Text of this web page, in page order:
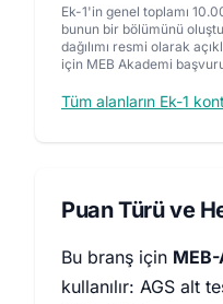
Ek-1'in genel toplamı
bunun bir bölümünü
dağılımı resmi olarak
için MEB Akademi
Tüm alanların Ek-1
Puan Türü ve
Bu branş için
kullanılır: AGS alt